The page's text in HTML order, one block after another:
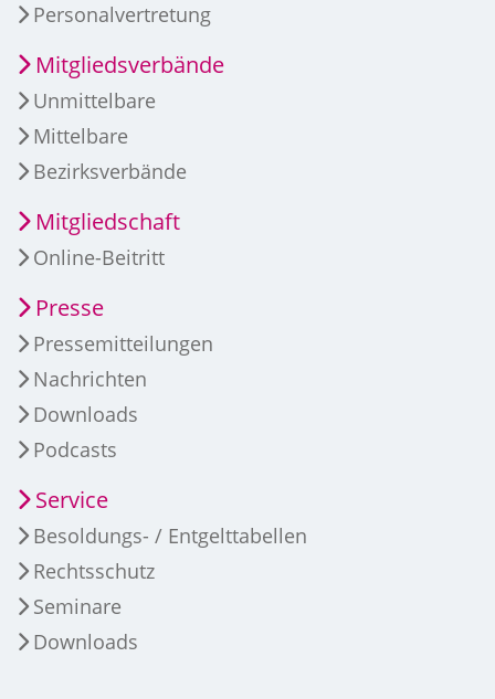
Personalvertretung
Mitgliedsverbände
Unmittelbare
Mittelbare
Bezirksverbände
Mitgliedschaft
Online-Beitritt
Presse
Pressemitteilungen
Nachrichten
Downloads
Podcasts
Service
Besoldungs- / Entgelttabellen
Rechtsschutz
Seminare
Downloads